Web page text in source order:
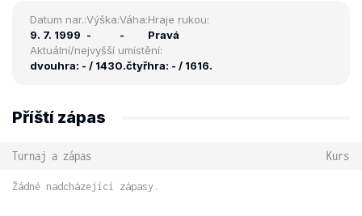
Datum nar.:
9. 7. 1999
Výška:
-
Váha:
-
Hraje rukou:
Pravá
Aktuální/nejvyšší umístění:
dvouhra: - / 1430.čtyřhra: - / 1616.
Příští zápas
Turnaj a zápas Kurs
Žádné nadcházející zápasy.